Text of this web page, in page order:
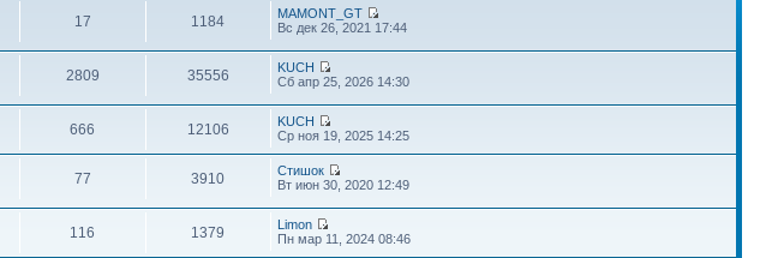
17 1184
MAMONT_GT
Вс дек 26, 2021 17:44
2809 35556
KUCH
Сб апр 25, 2026 14:30
666 12106
KUCH
Ср ноя 19, 2025 14:25
77 3910
Стишок
Вт июн 30, 2020 12:49
116 1379
Limon
Пн мар 11, 2024 08:46